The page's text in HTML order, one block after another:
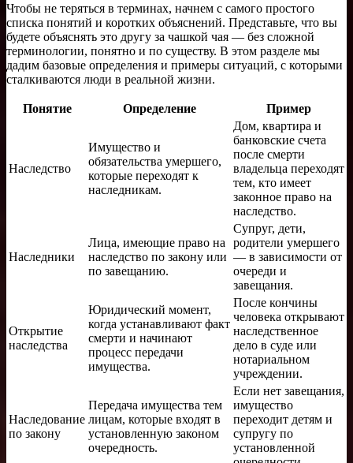
Чтобы не теряться в терминах, начнем с самого простого
списка понятий и коротких объяснений. Представьте, что вы
будете объяснять это другу за чашкой чая — без сложной
терминологии, понятно и по существу. В этом разделе мы
дадим базовые определения и примеры ситуаций, с которыми
сталкиваются люди в реальной жизни.
Понятие Определение Пример
Наследство
Имущество и
обязательства умершего,
которые переходят к
наследникам.
Дом, квартира и
банковские счета
после смерти
владельца переходят
тем, кто имеет
законное право на
наследство.
Наследники
Лица, имеющие право на
наследство по закону или
по завещанию.
Супруг, дети,
родители умершего
— в зависимости от
очереди и
завещания.
Открытие
наследства
Юридический момент,
когда устанавливают факт
смерти и начинают
процесс передачи
имущества.
После кончины
человека открывают
наследственное
дело в суде или
нотариальном
учреждении.
Наследование
по закону
Передача имущества тем
лицам, которые входят в
установленную законом
очередность.
Если нет завещания,
имущество
переходит детям и
супругу по
установленной